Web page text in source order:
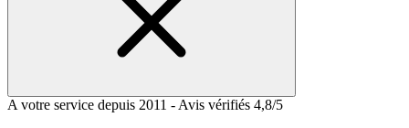
A votre service depuis 2011 - Avis vérifiés 4,8/5